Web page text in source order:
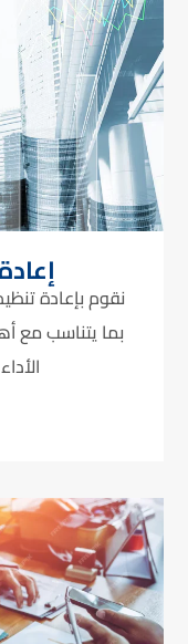
نقوم بإعادة
بما يتناسب مع